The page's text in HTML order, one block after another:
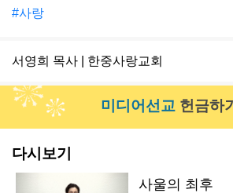
#사랑
서영희 목사 | 한중사랑교회
미디어선교 헌금하
다시보기
사울의 최후